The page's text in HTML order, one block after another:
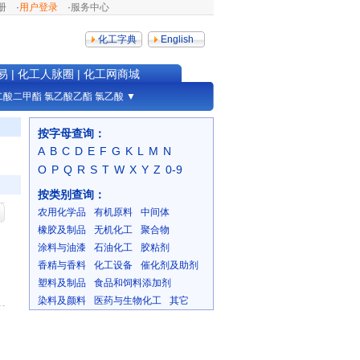
·用户登录 ·服务中心
化工字典 English
| 化工人脉圈 | 化工网商城
酸二甲酯 氯乙酸乙酯 氯乙酸 ▼
按字母查询：
A B C D E F G K L M N
O P Q R S T W X Y Z 0-9
按类别查询：
农用化学品 有机原料
中间体
橡胶及制品
无机化工
聚合物
涂料与油漆
石油化工
胶粘剂
香精与香料
化工设备
催化剂及助剂
塑料及制品
食品和饲料添加剂
染料及颜料
医药与生物化工 其它